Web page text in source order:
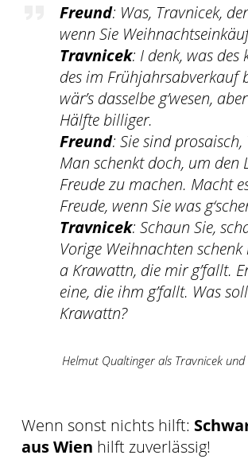
Freund: Was, Travnicek,
wenn Sie
Travnicek: I denk, was des
des im Frühjahrsabverkauf
wär’s dasselbe g’wesen,
Hälfte billiger.
Freund: Sie sind prosaisch,
Man schenkt doch, um den
Freude zu machen. Macht
Freude, wenn Sie was
Travnicek: Schaun Sie,
Vorige Weihnachten
a Krawattn, die mir g’fallt.
eine, die ihm g’fallt. Was
Krawattn?
Helmut Qualtinger als Travnicek
Wenn sonst nichts hilft:
aus Wien hilft zuverlässig!